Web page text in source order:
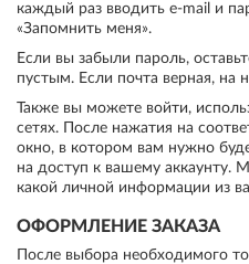
каждый раз вводить e-mail и
«Запомнить меня».
Если вы забыли пароль,
пустым. Если почта верная, на
Также вы можете войти,
сетях. После нажатия на
окно, в котором вам нужно
на доступ к вашему аккаунту.
какой личной информации из
ОФОРМЛЕНИЕ ЗАКАЗА
После выбора необходимого